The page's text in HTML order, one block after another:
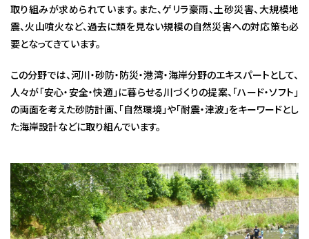
取り組みが求められています。また、ゲリラ豪雨、土砂災害、大規模地
震、火山噴火など、過去に類を見ない規模の自然災害への対応策も必
要となってきています。
この分野では、河川・砂防・防災・港湾・海岸分野のエキスパートとして、
人々が「安心・安全・快適」に暮らせる川づくりの提案、「ハード・ソフト」
の両面を考えた砂防計画、「自然環境」や「耐震・津波」をキーワードとし
た海岸設計などに取り組んでいます。